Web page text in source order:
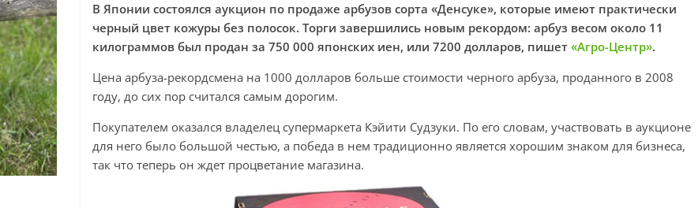
В Японии состоялся аукцион по продаже арбузов сорта «Денсуке», которые имеют практически
черный цвет кожуры без полосок. Торги завершились новым рекордом: арбуз весом около 11
килограммов был продан за 750 000 японских иен, или 7200 долларов, пишет «Агро-Центр».
Цена арбуза-рекордсмена на 1000 долларов больше стоимости черного арбуза, проданного в 2008
году, до сих пор считался самым дорогим.
Покупателем оказался владелец супермаркета Кэйити Судзуки. По его словам, участвовать в аукционе
для него было большой честью, а победа в нем традиционно является хорошим знаком для бизнеса,
так что теперь он ждет процветание магазина.